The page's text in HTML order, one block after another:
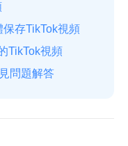
存TikTok視頻
TikTok視頻
問題解答